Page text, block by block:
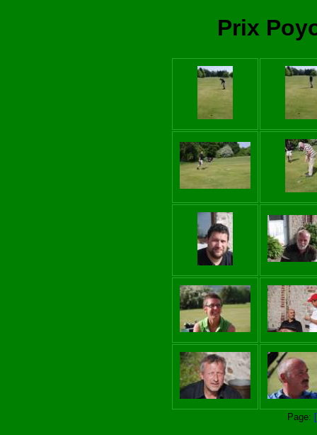
Prix
Page: